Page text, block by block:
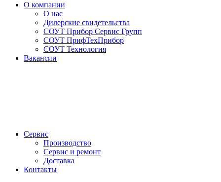
О компании
О нас
Дилерские свидетельства
СОУТ Прибор Сервис Групп
СОУТ ПрифТехПрибор
СОУТ Технология
Вакансии
Сервис
Производство
Сервис и ремонт
Доставка
Контакты